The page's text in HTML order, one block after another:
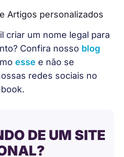
Artigos personalizados
criar um nome legal para
Confira nosso blog
esse e não se
redes sociais no
DE UM SITE